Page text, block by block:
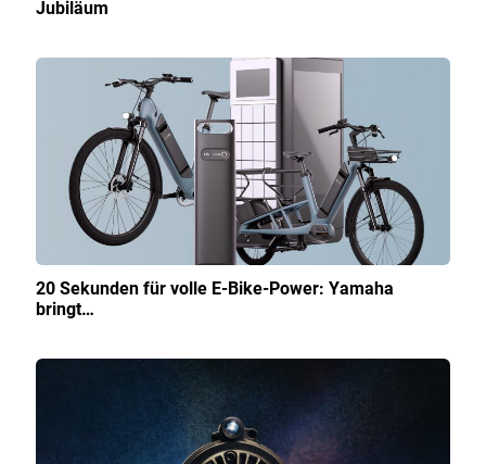
Jubiläum
20 Sekunden für volle E-Bike-Power: Yamaha
bringt…